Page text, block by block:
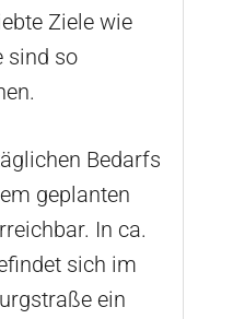
Ziele wie
sind so
Bedarfs
geplanten
In ca.
sich im
ein